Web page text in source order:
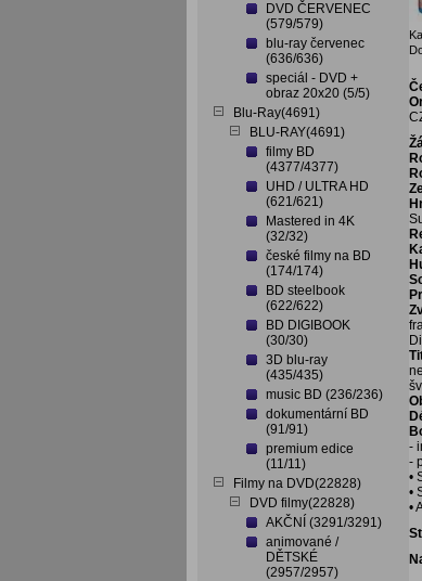
DVD ČERVENEC
(579/579)
blu-ray červenec
(636/636)
speciál - DVD +
obraz 20x20 (5/5)
Blu-Ray(4691)
BLU-RAY(4691)
filmy BD
(4377/4377)
UHD / ULTRA HD
(621/621)
Mastered in 4K
(32/32)
české filmy na BD
(174/174)
BD steelbook
(622/622)
BD DIGIBOOK
(30/30)
3D blu-ray
(435/435)
music BD (236/236)
dokumentární BD
(91/91)
premium edice
(11/11)
Filmy na DVD(22828)
DVD filmy(22828)
AKČNÍ (3291/3291)
animované /
DĚTSKÉ
(2957/2957)
-
-
•
•
•